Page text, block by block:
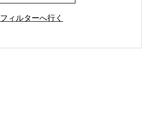
フィルターへ行く